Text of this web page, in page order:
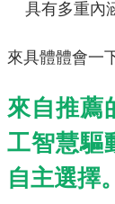
具有多重內
來具體體會
來自推薦
工智慧驅
自主選擇。